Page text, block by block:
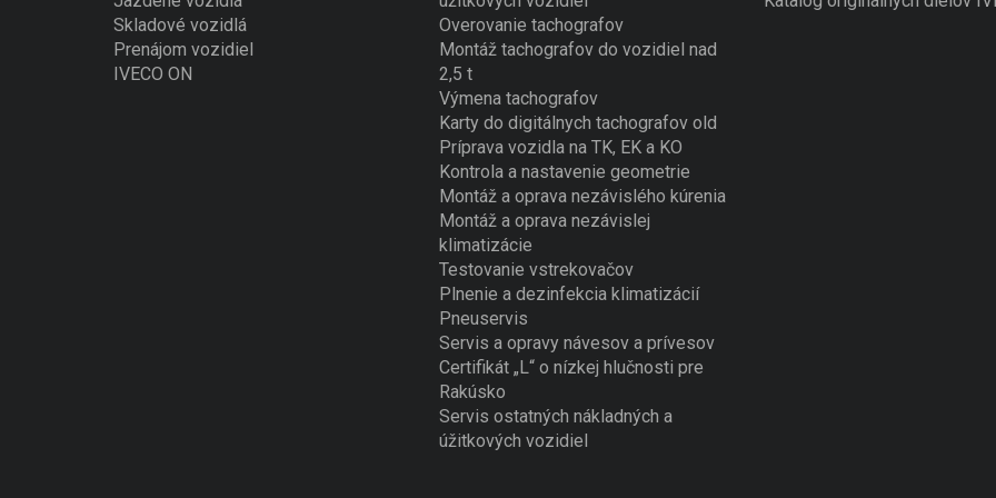
Skladové vozidlá
Prenájom vozidiel
IVECO ON
Overovanie tachografov
Montáž tachografov do vozidiel nad
2,5 t
Výmena tachografov
Karty do digitálnych tachografov old
Príprava vozidla na TK, EK a KO
Kontrola a nastavenie geometrie
Montáž a oprava nezávislého kúrenia
Montáž a oprava nezávislej
klimatizácie
Testovanie vstrekovačov
Plnenie a dezinfekcia klimatizácií
Pneuservis
Servis a opravy návesov a prívesov
Certifikát „L“ o nízkej hlučnosti pre
Rakúsko
Servis ostatných nákladných a
úžitkových vozidiel